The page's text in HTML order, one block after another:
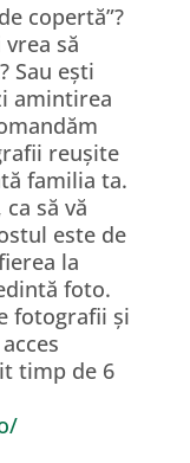
copertă”?
să
Sau ești
amintirea
reușite
familia ta.
să vă
este de
la
foto.
fotografii și
timp de 6